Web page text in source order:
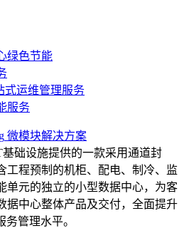
绿色节能
式运维管理服务
服务
微模块解决方案
基础设施提供的一款采用通道封
工程预制的机柜、配电、制冷、监
单元的独立的小型数据中心，为客
据中心整体产品及交付，全面提升
务管理水平。